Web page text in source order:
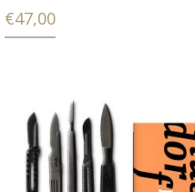
€47,00